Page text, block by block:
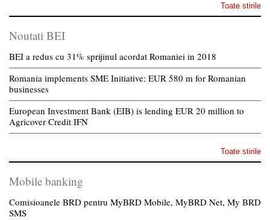
Toate stirile
Noutati BEI
BEI a redus cu 31% sprijinul acordat Romaniei in 2018
Romania implements SME Initiative: EUR 580 m for Romanian
businesses
European Investment Bank (EIB) is lending EUR 20 million to
Agricover Credit IFN
Toate stirile
Mobile banking
Comisioanele BRD pentru MyBRD Mobile, MyBRD Net, My BRD
SMS